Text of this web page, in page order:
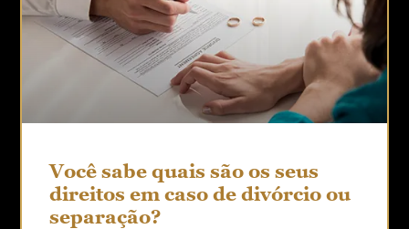
Você sabe quais são os seus
direitos em caso de divórcio ou
separação?